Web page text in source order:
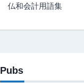
仏和会計用語集
Pubs